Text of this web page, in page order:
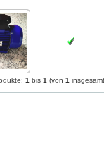
1 bis 1 (von 1